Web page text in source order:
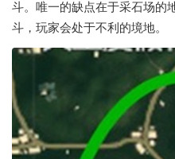
斗。唯一的缺点在于采石场的
斗，玩家会处于不利的境地。